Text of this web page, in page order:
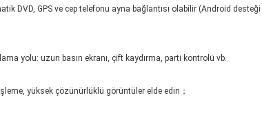
DVD, GPS ve cep telefonu ayna bağlantısı olabilir (Android desteği
yolu: uzun basın ekranı, çift kaydırma, parti kontrolü vb.
yüksek çözünürlüklü görüntüler elde edin；